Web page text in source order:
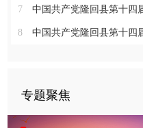
7 中国共产党隆回县第十四届纪律检查委员
8 中国共产党隆回县第十四届委员会
专题聚焦